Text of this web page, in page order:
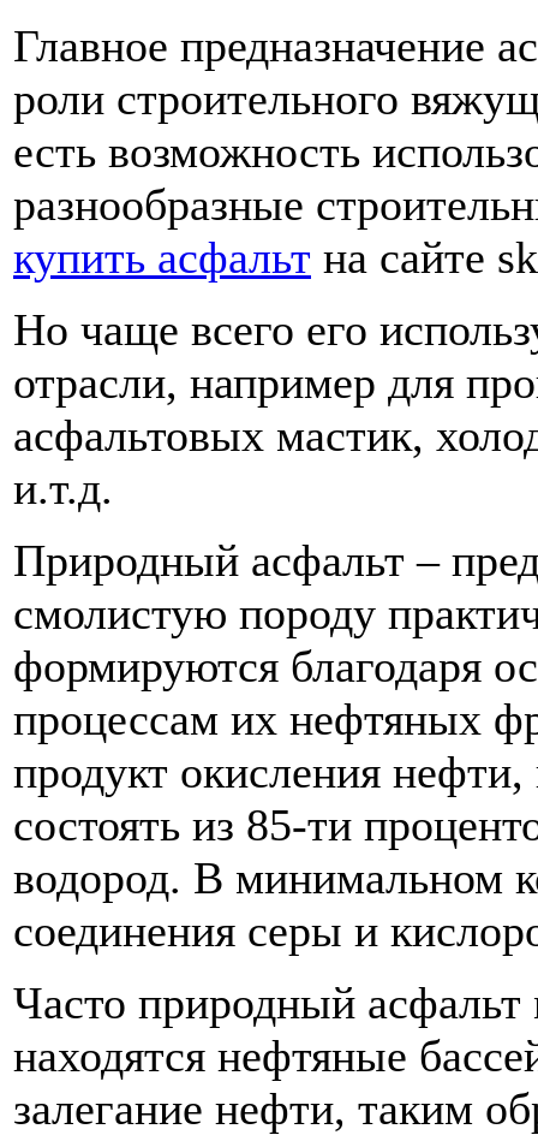
Главное предназначение
роли строительного
есть возможность
разнообразные
купить асфальт на сайте
Но чаще всего его
отрасли, например для
асфальтовых мастик,
и.т.д.
Природный асфальт –
смолистую породу
формируются благодаря
процессам их нефтяных
продукт окисления
состоять из 85-ти
водород. В минимальном
соединения серы и
Часто природный асфальт
находятся нефтяные
залегание нефти, таким